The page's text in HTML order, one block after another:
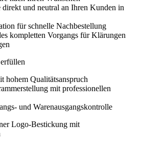
und neutral an Ihren Kunden in
für schnelle Nachbestellung
kompletten Vorgangs für Klärungen
hohem Qualitätsanspruch
mit professionellen
und Warenausgangskontrolle